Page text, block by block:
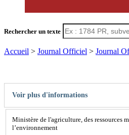
Rechercher un texte
Accueil > Journal Officiel > Journal
Voir plus d'informations
Ministère de l'agriculture, des ressources
l’environnement